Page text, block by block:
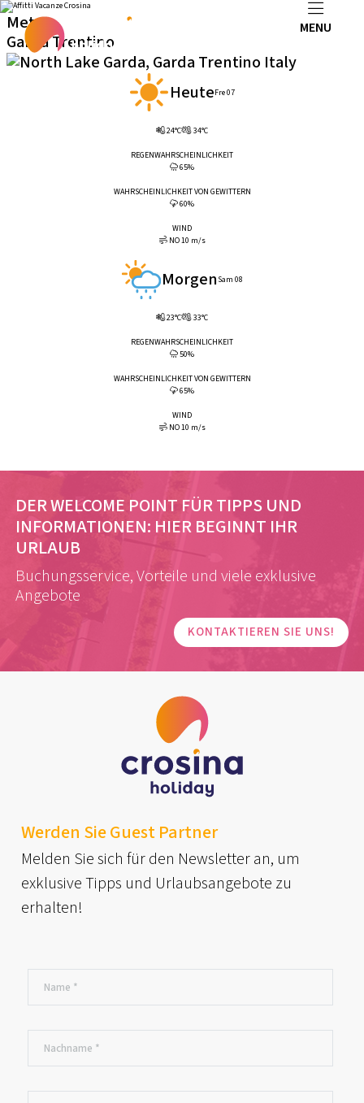
MENU
Meteo
Garda Trentino
HeuteFre 07
24°C 34°C
REGENWAHRSCHEINLICHKEIT
WAHRSCHEINLICHKEIT VON GEWITTERN
WIND
65%
60%
NO 10 m/s
Morgen Sam 08
23°C 33°C
REGENWAHRSCHEINLICHKEIT
WAHRSCHEINLICHKEIT VON GEWITTERN
WIND
50%
65%
NO 10 m/s
DER WELCOME POINT FÜR TIPPS UND
INFORMATIONEN: HIER BEGINNT IHR
URLAUB
Buchungsservice, Vorteile und viele exklusive
Angebote
KONTAKTIEREN SIE UNS!
Werden Sie Guest Partner
Melden Sie sich für den Newsletter an, um
exklusive Tipps und Urlaubsangebote zu
erhalten!